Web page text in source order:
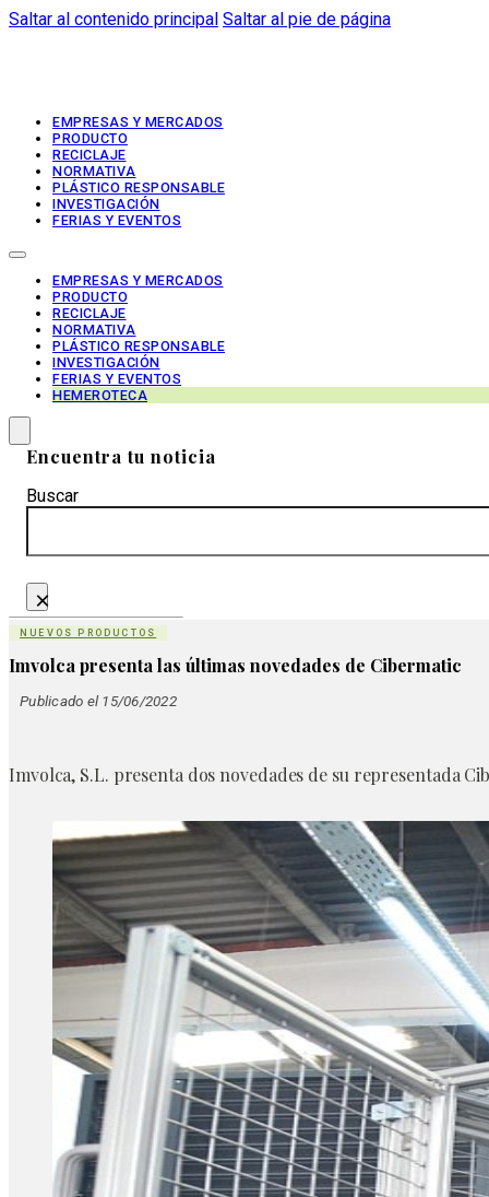
Saltar al contenido principal Saltar al pie de página
EMPRESAS Y MERCADOS
PRODUCTO
RECICLAJE
NORMATIVA
PLÁSTICO RESPONSABLE
INVESTIGACIÓN
FERIAS Y EVENTOS
EMPRESAS Y MERCADOS
PRODUCTO
RECICLAJE
NORMATIVA
PLÁSTICO RESPONSABLE
INVESTIGACIÓN
FERIAS Y EVENTOS
HEMEROTECA
Encuentra tu noticia
Buscar
×
NUEVOS PRODUCTOS
Imvolca presenta las últimas novedades de Cibermatic
Publicado el 15/06/2022
Imvolca, S.L. presenta dos novedades de su representada